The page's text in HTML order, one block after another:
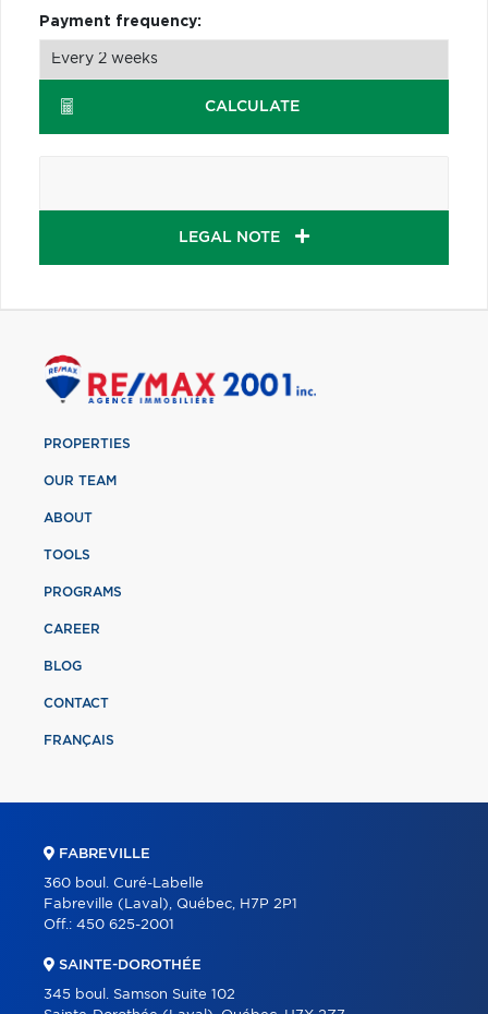
Payment frequency:
CALCULATE
LEGAL NOTE
PROPERTIES
OUR TEAM
ABOUT
TOOLS
PROGRAMS
CAREER
BLOG
CONTACT
FRANÇAIS
FABREVILLE
360 boul. Curé-Labelle
Fabreville (Laval), Québec, H7P 2P1
Off.: 450 625-2001
SAINTE-DOROTHÉE
345 boul. Samson Suite 102